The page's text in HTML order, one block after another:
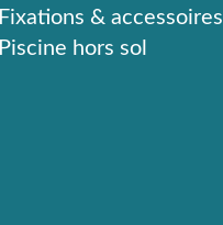
Fixations &
Piscine hors sol